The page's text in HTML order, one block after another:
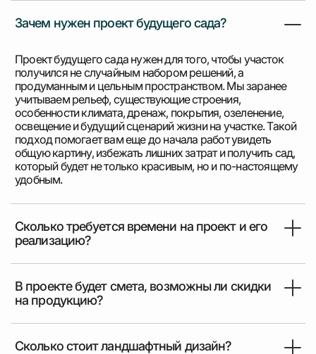
Зачем нужен проект будущего сада?
Проект будущего сада нужен для того, чтобы участок
получился не случайным набором решений, а
продуманным и цельным пространством. Мы заранее
учитываем рельеф, существующие строения,
особенности климата, дренаж, покрытия, озеленение,
освещение и будущий сценарий жизни на участке. Такой
подход помогает вам еще до начала работ увидеть
общую картину, избежать лишних затрат и получить сад,
который будет не только красивым, но и по-настоящему
удобным.
Сколько требуется времени на проект и его
реализацию?
В проекте будет смета, возможны ли скидки
на продукцию?
Сколько стоит ландшафтный дизайн?